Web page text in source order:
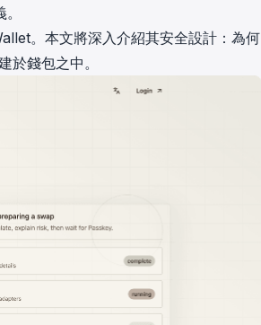
。本文將深入介紹其安全設計 ：為何
錢包之中。